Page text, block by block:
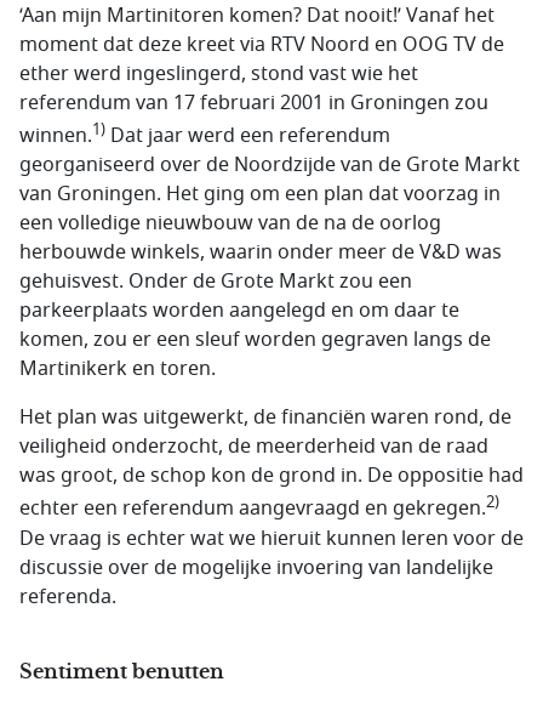
‘Aan mijn Martinitoren komen? Dat nooit!’ Vanaf het
moment dat deze kreet via RTV Noord en OOG TV de
ether werd ingeslingerd, stond vast wie het
referendum van 17 februari 2001 in Groningen zou
winnen.1) Dat jaar werd een referendum
georganiseerd over de Noordzijde van de Grote Markt
van Groningen. Het ging om een plan dat voorzag in
een volledige nieuwbouw van de na de oorlog
herbouwde winkels, waarin onder meer de V&D was
gehuisvest. Onder de Grote Markt zou een
parkeerplaats worden aangelegd en om daar te
komen, zou er een sleuf worden gegraven langs de
Martinikerk en toren.
Het plan was uitgewerkt, de financiën waren rond, de
veiligheid onderzocht, de meerderheid van de raad
was groot, de schop kon de grond in. De oppositie had
echter een referendum aangevraagd en gekregen.2)
De vraag is echter wat we hieruit kunnen leren voor de
discussie over de mogelijke invoering van landelijke
referenda.
Sentiment benutten